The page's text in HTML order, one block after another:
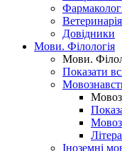
Ветеринарія
Довідники
Мови. Філологія
Мови.
Показати
Іноземні